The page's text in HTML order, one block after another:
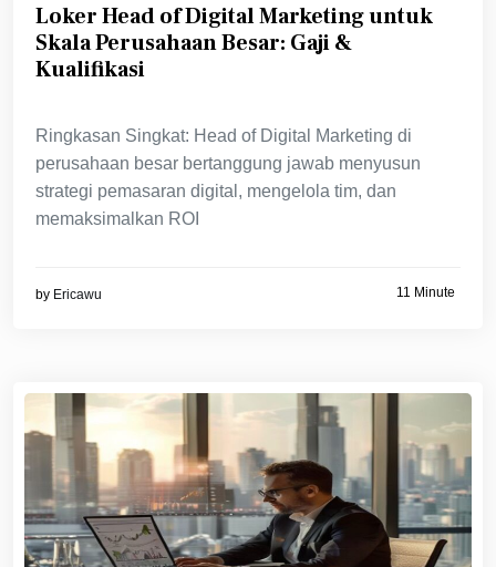
Loker Head of Digital Marketing untuk
Skala Perusahaan Besar: Gaji &
Kualifikasi
Ringkasan Singkat: Head of Digital Marketing di
perusahaan besar bertanggung jawab menyusun
strategi pemasaran digital, mengelola tim, dan
memaksimalkan ROI
by Ericawu 11 Minute